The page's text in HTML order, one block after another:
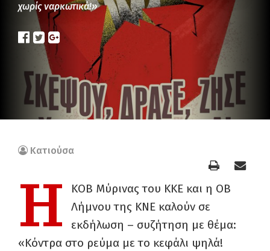
χωρίς ναρκωτικά!»
Κατιούσα
Η
ΚΟΒ Μύρινας του ΚΚΕ και η ΟΒ
Λήμνου της ΚΝΕ καλούν σε
εκδήλωση – συζήτηση με θέμα:
«Κόντρα στο ρεύμα με το κεφάλι ψηλά!